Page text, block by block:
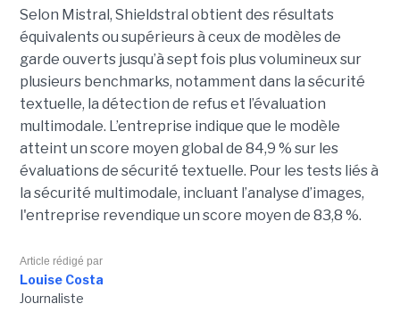
Selon Mistral, Shieldstral obtient des résultats
équivalents ou supérieurs à ceux de modèles de
garde ouverts jusqu’à sept fois plus volumineux sur
plusieurs benchmarks, notamment dans la sécurité
textuelle, la détection de refus et l’évaluation
multimodale. L’entreprise indique que le modèle
atteint un score moyen global de 84,9 % sur les
évaluations de sécurité textuelle. Pour les tests liés à
la sécurité multimodale, incluant l’analyse d’images,
l'entreprise revendique un score moyen de 83,8 %.
Article rédigé par
Louise Costa
Journaliste